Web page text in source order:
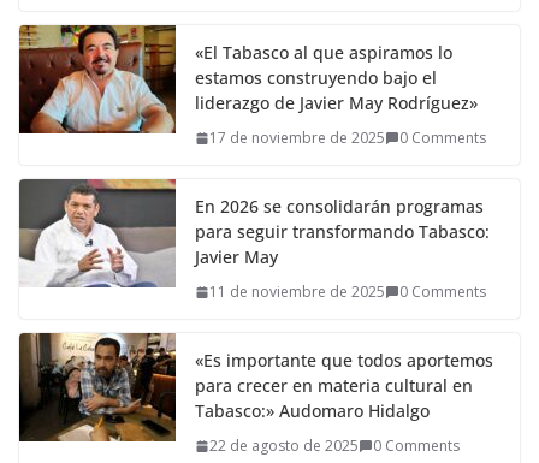
«El Tabasco al que aspiramos lo
estamos construyendo bajo el
liderazgo de Javier May Rodríguez»
17 de noviembre de 2025 0 Comments
En 2026 se consolidarán programas
para seguir transformando Tabasco:
Javier May
11 de noviembre de 2025 0 Comments
«Es importante que todos aportemos
para crecer en materia cultural en
Tabasco:» Audomaro Hidalgo
22 de agosto de 2025 0 Comments